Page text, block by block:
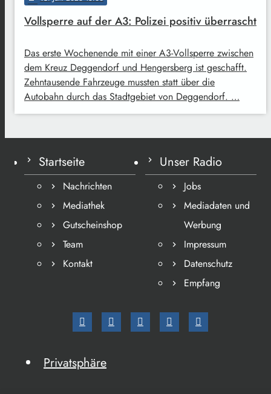
Vollsperre auf der A3: Polizei positiv überrascht
Das erste Wochenende mit einer A3-Vollsperre zwischen
dem Kreuz Deggendorf und Hengersberg ist geschafft.
Zehntausende Fahrzeuge mussten statt über die
Autobahn durch das Stadtgebiet von Deggendorf. …
Startseite
Nachrichten
Mediathek
Gutscheinshop
Team
Kontakt
Unser Radio
Jobs
Mediadaten und
Werbung
Impressum
Datenschutz
Empfang
Privatsphäre